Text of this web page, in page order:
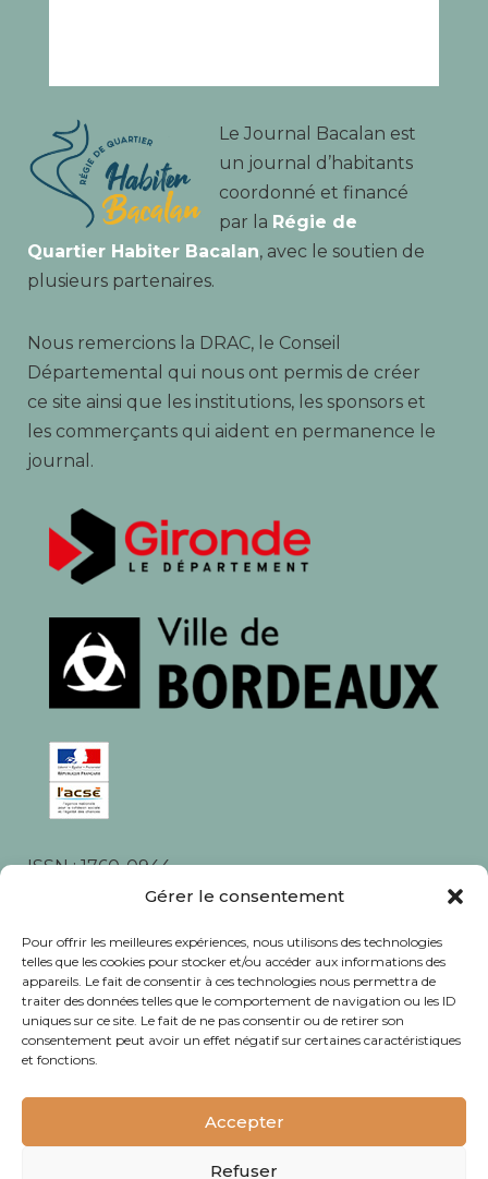
Gérer le consentement
Pour offrir les meilleures expériences, nous utilisons des technologies
telles que les cookies pour stocker et/ou accéder aux informations des
appareils. Le fait de consentir à ces technologies nous permettra de
traiter des données telles que le comportement de navigation ou les ID
uniques sur ce site. Le fait de ne pas consentir ou de retirer son
consentement peut avoir un effet négatif sur certaines caractéristiques
et fonctions.
Accepter
Refuser
Le Journal Bacalan est
un journal d’habitants
coordonné et financé
par la Régie de
Quartier Habiter Bacalan, avec le soutien de
plusieurs partenaires.
Nous remercions la DRAC, le Conseil
Départemental qui nous ont permis de créer
ce site ainsi que les institutions, les sponsors et
les commerçants qui aident en permanence le
journal.
ISSN : 1760-0944
Rédaction, photos et corrections : habitants et
© Journal Bacalan 2024 - Tous droits